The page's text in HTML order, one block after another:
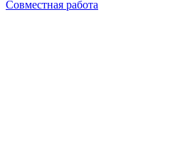
Совместная работа